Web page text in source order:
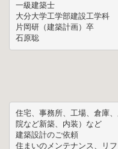
一級建築士
大分大学工学部建設工学科
片岡研（建築計画）卒
石原聡
住宅、事務所、工場、倉庫
院など新築、内装）など
建築設計のご依頼
住まいのメンテナンス、リ